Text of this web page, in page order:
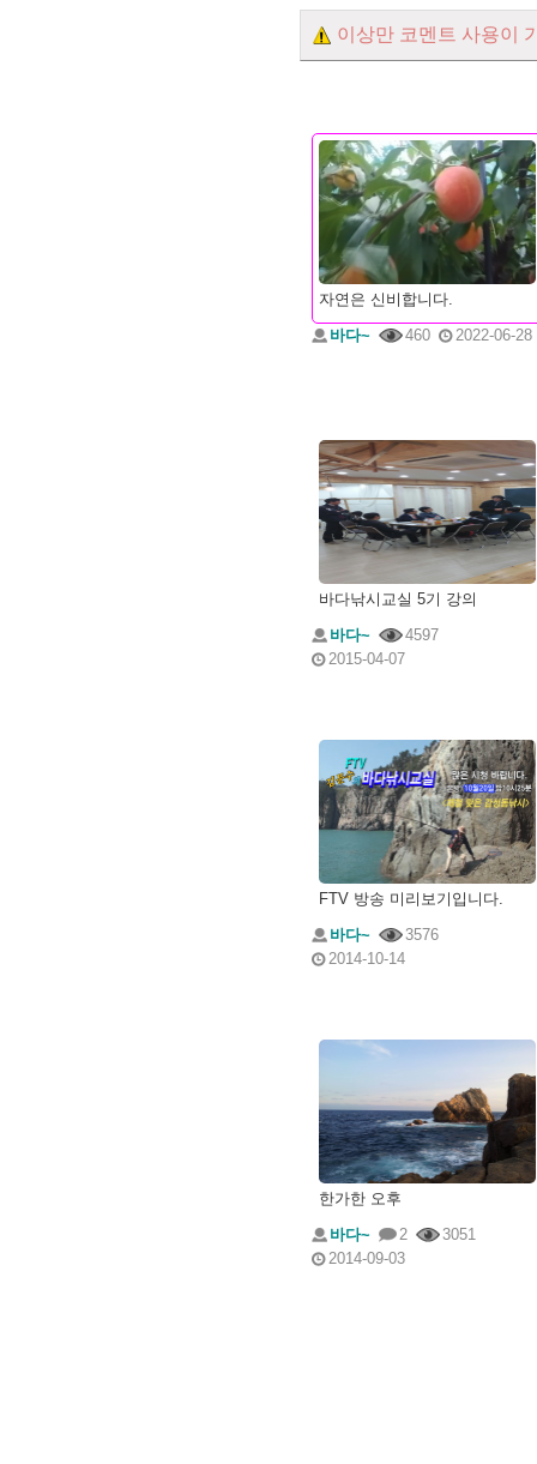
이상만 코멘트 사용이
자연은 신비합니다.
바다~
460 2022-06-28
바다낚시교실 5기 강의
바다~
4597
2015-04-07
FTV 방송 미리보기입니다.
바다~
3576
2014-10-14
한가한 오후
바다~
2
3051
2014-09-03